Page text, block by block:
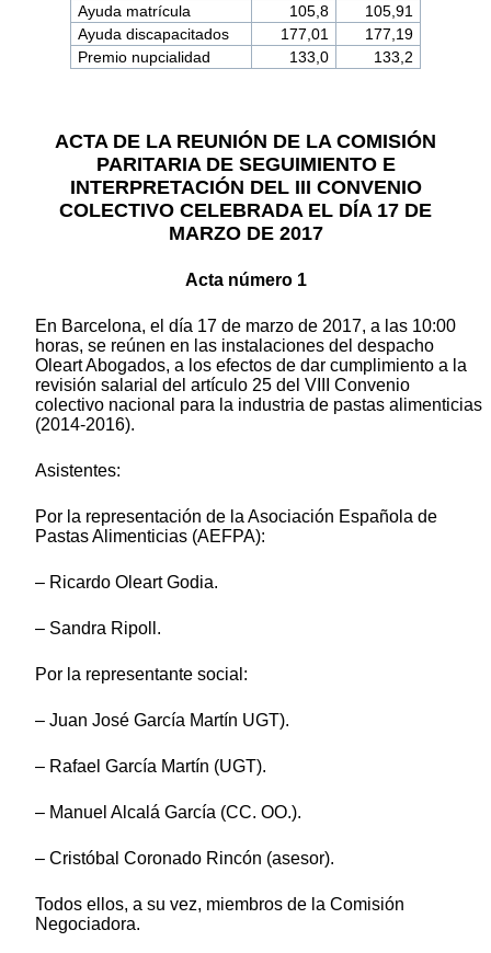
Ayuda matrícula
105,8
105,91
Ayuda discapacitados
177,01
177,19
Premio nupcialidad
133,0 133,2
ACTA DE LA REUNIÓN DE LA COMISIÓN
PARITARIA DE SEGUIMIENTO E
INTERPRETACIÓN DEL III CONVENIO
COLECTIVO CELEBRADA EL DÍA 17 DE
MARZO DE 2017
Acta número 1
En Barcelona, el día 17 de marzo de 2017, a las 10:00
horas, se reúnen en las instalaciones del despacho
Oleart Abogados, a los efectos de dar cumplimiento a la
revisión salarial del artículo 25 del VIII Convenio
colectivo nacional para la industria de pastas alimenticias
(2014-2016).
Asistentes:
Por la representación de la Asociación Española de
Pastas Alimenticias (AEFPA):
– Ricardo Oleart Godia.
– Sandra Ripoll.
Por la representante social:
– Juan José García Martín UGT).
– Rafael García Martín (UGT).
– Manuel Alcalá García (CC. OO.).
– Cristóbal Coronado Rincón (asesor).
Todos ellos, a su vez, miembros de la Comisión
Negociadora.